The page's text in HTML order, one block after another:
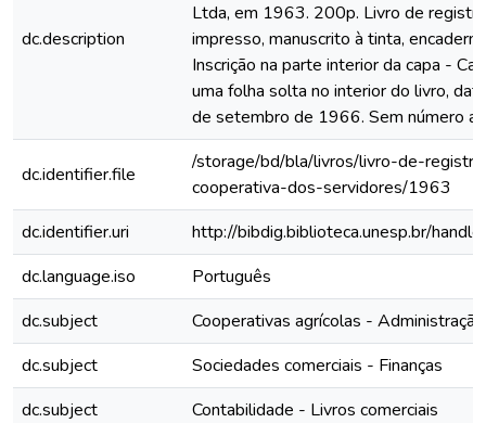
dc.description
Ltda, em 1963. 200p. Livro de
impresso, manuscrito à tinta,
Inscrição na parte interior da capa -
uma folha solta no interior do livro,
de setembro de 1966. Sem número
dc.identifier.file
/storage/bd/bla/livros/livro-de-
cooperativa-dos-servidores/1963
dc.identifier.uri
http://bibdig.biblioteca.unesp.br/
dc.language.iso
Português
dc.subject
Cooperativas agrícolas -
dc.subject
Sociedades comerciais - Finanças
dc.subject
Contabilidade - Livros comerciais